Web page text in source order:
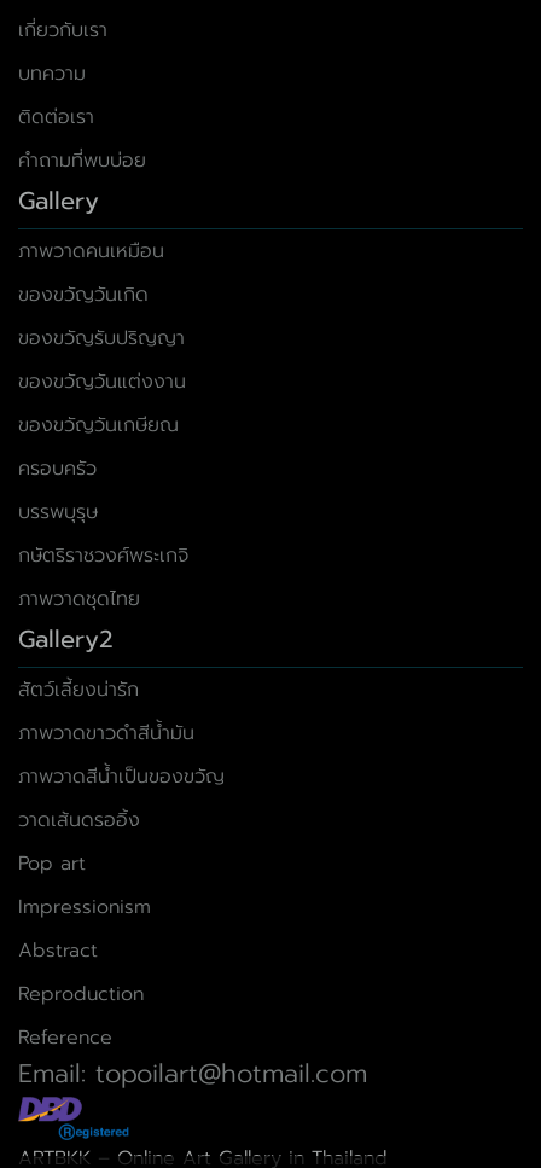
เกี่ยวกับเรา
บทความ
ติดต่อเรา
คำถามที่พบบ่อย
Gallery
ภาพวาดคนเหมือน
ของขวัญวันเกิด
ของขวัญรับปริญญา
ของขวัญวันแต่งงาน
ของขวัญวันเกษียณ
ครอบครัว
บรรพบุรุษ
กษัตริราชวงศ์พระเกจิ
ภาพวาดชุดไทย
Gallery2
สัตว์เลี้ยงน่ารัก
ภาพวาดขาวดำสีน้ำมัน
ภาพวาดสีน้ำเป็นของขวัญ
วาดเส้นดรออิ้ง
Pop art
Impressionism
Abstract
Reproduction
Reference
Email: topoilart@hotmail.com
ARTBKK – Online Art Gallery in Thailand